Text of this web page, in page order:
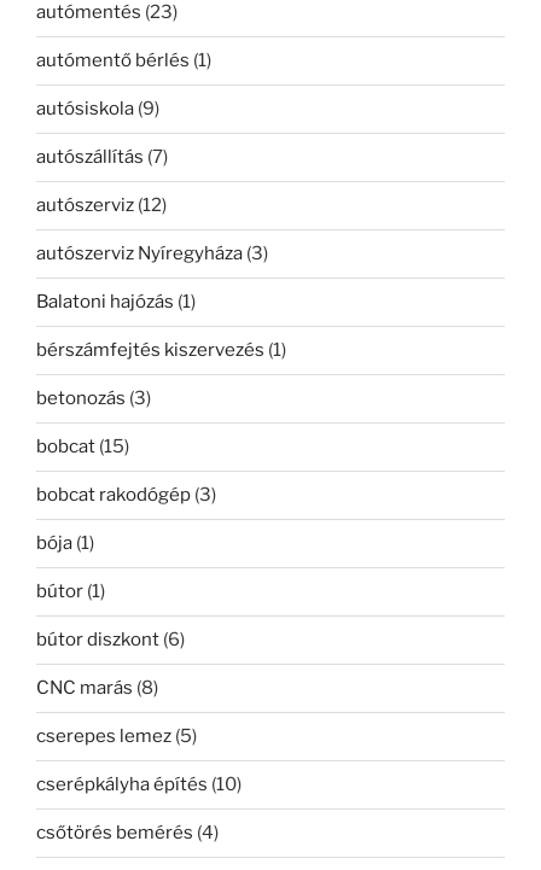
autómentés (23)
autómentő bérlés (1)
autósiskola (9)
autószállítás (7)
autószerviz (12)
autószerviz Nyíregyháza (3)
Balatoni hajózás (1)
bérszámfejtés kiszervezés (1)
betonozás (3)
bobcat (15)
bobcat rakodógép (3)
bója (1)
bútor (1)
bútor diszkont (6)
CNC marás (8)
cserepes lemez (5)
cserépkályha építés (10)
csőtörés bemérés (4)